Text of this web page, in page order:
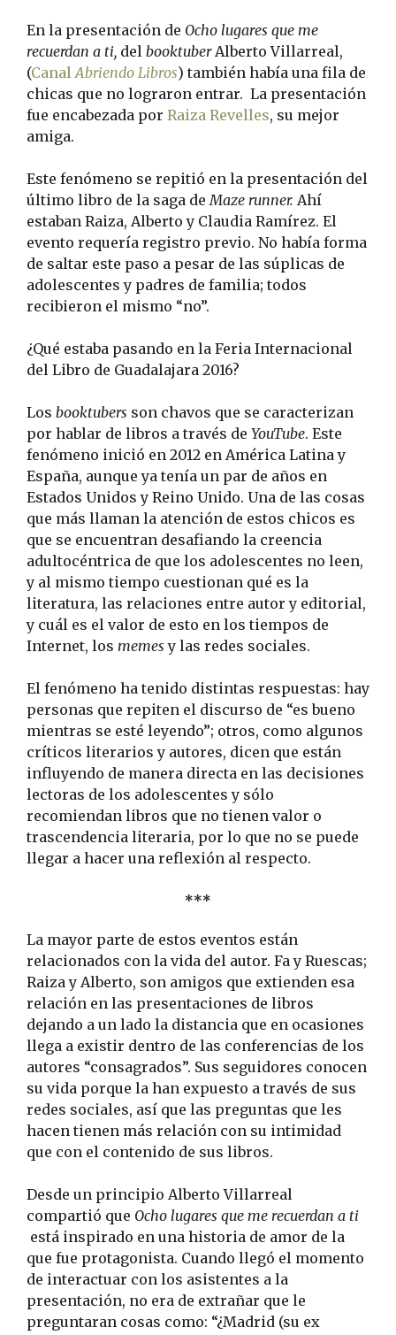
En la presentación de Ocho lugares que me
recuerdan a ti, del booktuberAlberto Villarreal,
(Canal Abriendo Libros) también había una fila de
chicas que no lograron entrar. La presentación
fue encabezada por Raiza Revelles, su mejor
amiga.
Este fenómeno se repitió en la presentación del
último libro de la saga de Maze runner. Ahí
estaban Raiza, Alberto y Claudia Ramírez. El
evento requería registro previo. No había forma
de saltar este paso a pesar de las súplicas de
adolescentes y padres de familia; todos
recibieron el mismo “no”.
¿Qué estaba pasando en la Feria Internacional
del Libro de Guadalajara 2016?
Los booktubers son chavos que se caracterizan
por hablar de libros a través de YouTube. Este
fenómeno inició en 2012 en América Latina y
España, aunque ya tenía un par de años en
Estados Unidos y Reino Unido. Una de las cosas
que más llaman la atención de estos chicos es
que se encuentran desafiando la creencia
adultocéntrica de que los adolescentes no leen,
y al mismo tiempo cuestionan qué es la
literatura, las relaciones entre autor y editorial,
y cuál es el valor de esto en los tiempos de
Internet, los memes y las redes sociales.
El fenómeno ha tenido distintas respuestas: hay
personas que repiten el discurso de “es bueno
mientras se esté leyendo”; otros, como algunos
críticos literarios y autores, dicen que están
influyendo de manera directa en las decisiones
lectoras de los adolescentes y sólo
recomiendan libros que no tienen valor o
trascendencia literaria, por lo que no se puede
llegar a hacer una reflexión al respecto.
***
La mayor parte de estos eventos están
relacionados con la vida del autor. Fa y Ruescas;
Raiza y Alberto, son amigos que extienden esa
relación en las presentaciones de libros
dejando a un lado la distancia que en ocasiones
llega a existir dentro de las conferencias de los
autores “consagrados”. Sus seguidores conocen
su vida porque la han expuesto a través de sus
redes sociales, así que las preguntas que les
hacen tienen más relación con su intimidad
que con el contenido de sus libros.
Desde un principio Alberto Villarreal
compartió que Ocho lugares que me recuerdan a ti
está inspirado en una historia de amor de la
que fue protagonista. Cuando llegó el momento
de interactuar con los asistentes a la
presentación, no era de extrañar que le
preguntaran cosas como: “¿Madrid (su ex